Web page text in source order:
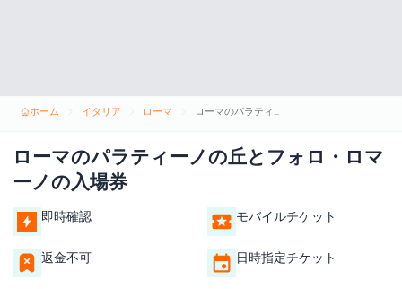
ホーム イタリア ローマ ローマのパラティーノの丘とフォロ・ロマーノの入場券
ローマのパラティーノの丘とフォロ・ロマ
ーノの入場券
即時確認 モバイルチケット
返金不可 日時指定チケット